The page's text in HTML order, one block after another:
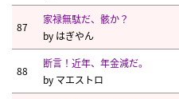
87
家禄無駄だ、骸か？
by はぎやん
88
断言！近年、年金減だ。
by マエストロ